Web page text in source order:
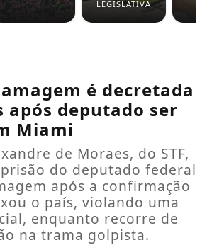
LEGISLATIVA
é decretada
após deputado ser
Miami
de Moraes, do STF,
do deputado federal
após a confirmação
o país, violando uma
enquanto recorre de
na trama golpista.